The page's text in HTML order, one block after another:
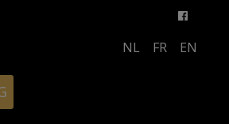
NL FR EN